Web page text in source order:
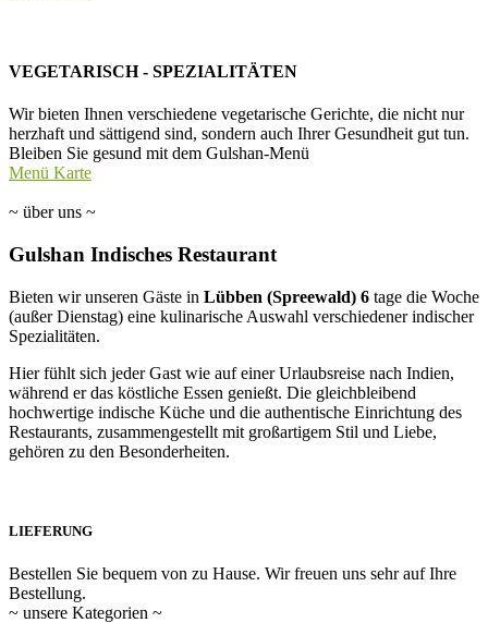
VEGETARISCH - SPEZIALITÄTEN
Wir bieten Ihnen verschiedene vegetarische Gerichte, die nicht nur
herzhaft und sättigend sind, sondern auch Ihrer Gesundheit gut tun.
Bleiben Sie gesund mit dem Gulshan-Menü
Menü Karte
~ über uns ~
Gulshan Indisches Restaurant
Bieten wir unseren Gäste in Lübben (Spreewald) 6 tage die Woche
(außer Dienstag) eine kulinarische Auswahl verschiedener indischer
Spezialitäten.
Hier fühlt sich jeder Gast wie auf einer Urlaubsreise nach Indien,
während er das köstliche Essen genießt. Die gleichbleibend
hochwertige indische Küche und die authentische Einrichtung des
Restaurants, zusammengestellt mit großartigem Stil und Liebe,
gehören zu den Besonderheiten.
LIEFERUNG
Bestellen Sie bequem von zu Hause. Wir freuen uns sehr auf Ihre
Bestellung.
~ unsere Kategorien ~